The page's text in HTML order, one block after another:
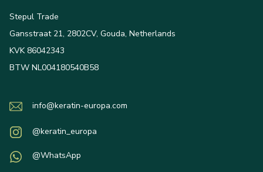
Stepul Trade
Gansstraat 21, 2802CV, Gouda, Netherlands
KVK 86042343
BTW NL004180540B58
info@keratin-europa.com
@keratin_europa
@WhatsApp